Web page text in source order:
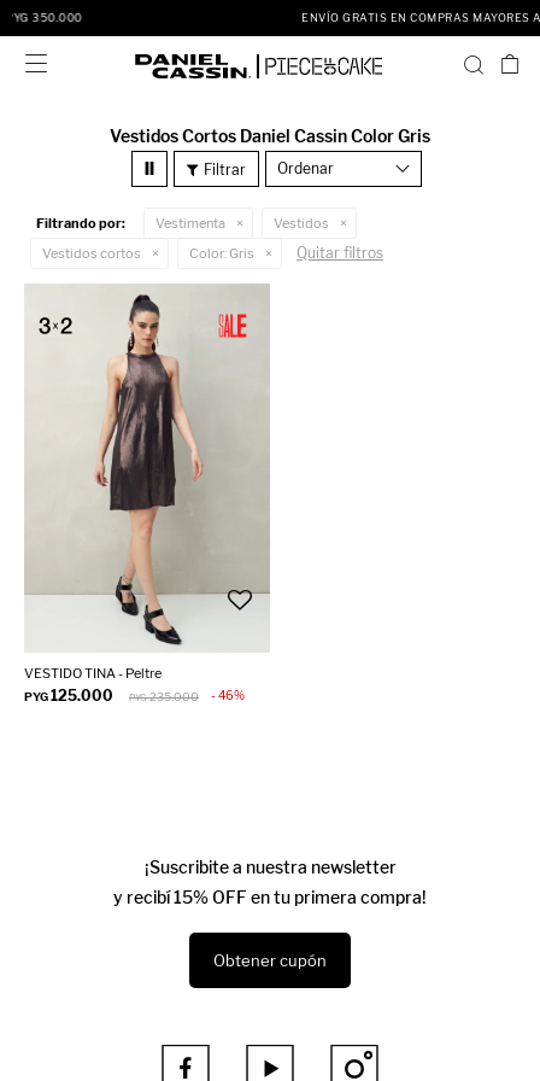
ENVÍO GRATIS EN COMPRAS MAYORES A PYG 350.000

Vestidos Cortos Daniel Cassin Color Gris
Recomendados
Filtrando por: Vestimenta
Vestidos
Vestidos cortos
Color:Gris Quitar filtros
VESTIDO TINA - Peltre
PYG125.000 PYG 235.000 46
¡Suscribite a nuestra newsletter
y recibí 15% OFF en tu primera compra!
Obtener cupón
  